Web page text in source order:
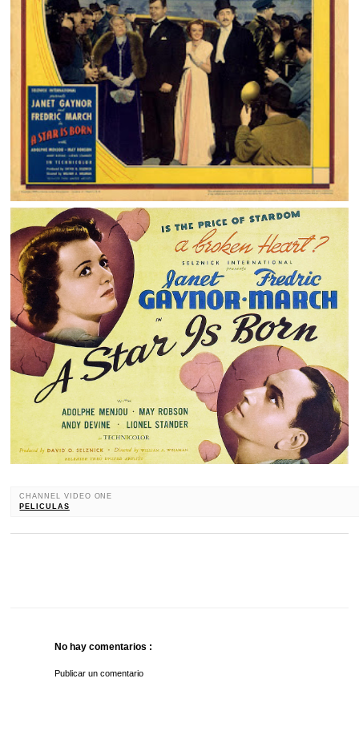
CHANNEL VIDEO ONE
PELICULAS
No hay comentarios :
Publicar un comentario